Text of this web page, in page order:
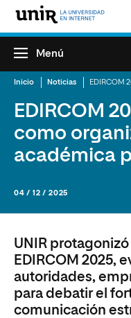
Menú
Inicio Noticias
EDIRCOM
como
académica
04 / 12 / 2025
UNIR
EDIRCOM 2025,
autoridades,
para debatir el
comunicación